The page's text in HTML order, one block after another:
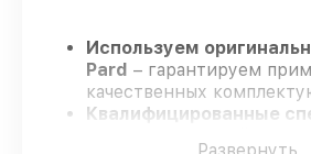
Используем
Pard – гарантируем
качественных
Квалифицированные